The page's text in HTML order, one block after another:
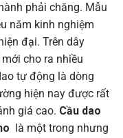
phải chăng. Mẫu
năm kinh nghiệm
đại. Trên dây
cho ra nhiều
tự động là dòng
hiện nay được rất
giá cao. Cầu dao
là một trong nhưng